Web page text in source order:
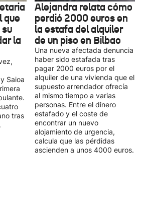
que
la
Saioa
tras
Alejandra relata cómo
perdió 2000 euros en
la estafa del alquiler
de un piso en Bilbao
Una nueva afectada denuncia
haber sido estafada tras
pagar 2000 euros por el
alquiler de una vivienda que el
supuesto arrendador ofrecía
al mismo tiempo a varias
personas. Entre el dinero
estafado y el coste de
encontrar un nuevo
alojamiento de urgencia,
calcula que las pérdidas
ascienden a unos 4000 euros.